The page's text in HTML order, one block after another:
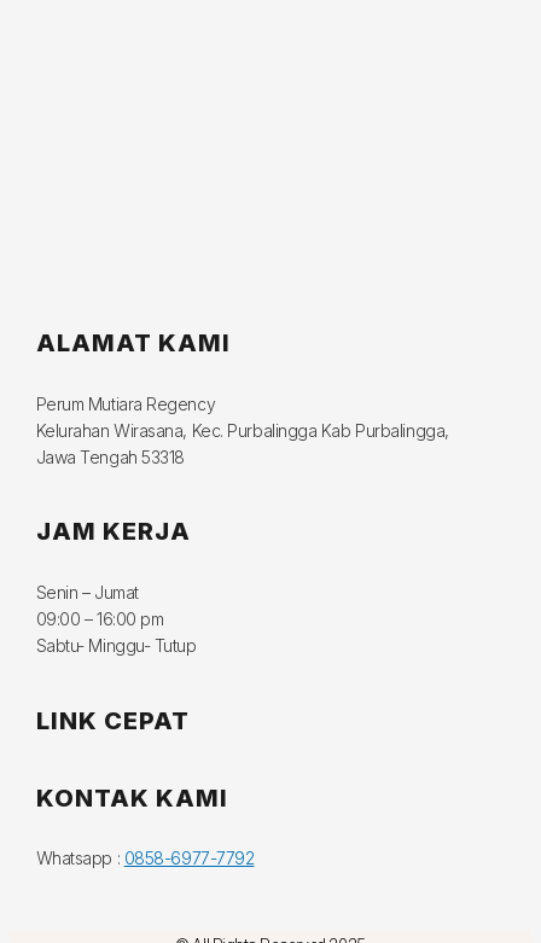
ALAMAT KAMI
Perum Mutiara Regency
Kelurahan Wirasana, Kec. Purbalingga Kab Purbalingga,
Jawa Tengah 53318
JAM KERJA
Senin – Jumat
09:00 – 16:00 pm
Sabtu- Minggu- Tutup
LINK CEPAT
KONTAK KAMI
Whatsapp : 0858-6977-7792